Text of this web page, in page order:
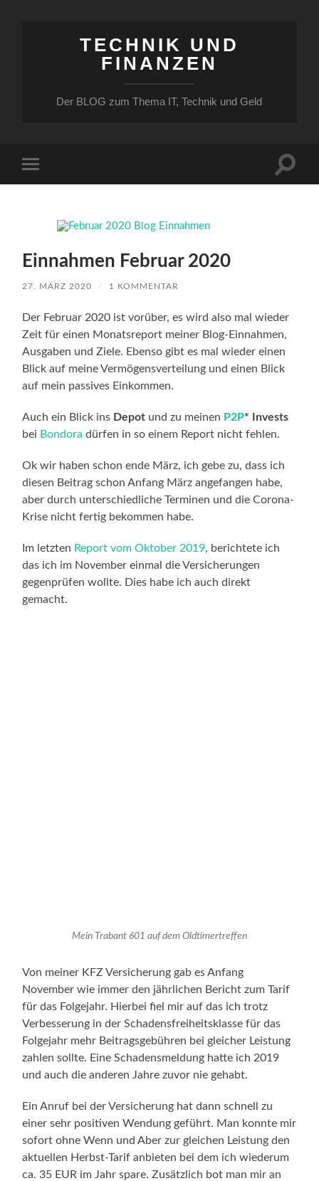
TECHNIK UND
FINANZEN
Der BLOG zum Thema IT, Technik und Geld
Menü
Einnahmen Februar 2020
27. MÄRZ 2020 / 1 KOMMENTAR
Der Februar 2020 ist vorüber, es wird also mal wieder
Zeit für einen Monatsreport meiner Blog-Einnahmen,
Ausgaben und Ziele. Ebenso gibt es mal wieder einen
Blick auf meine Vermögensverteilung und einen Blick
auf mein passives Einkommen.
Auch ein Blick ins Depot und zu meinen P2P* Invests
bei Bondoradürfen in so einem Report nicht fehlen.
Ok wir haben schon ende März, ich gebe zu, dass ich
diesen Beitrag schon Anfang März angefangen habe,
aber durch unterschiedliche Terminen und die Corona-
Krise nicht fertig bekommen habe.
Im letzten Report vom Oktober 2019, berichtete ich
das ich im November einmal die Versicherungen
gegenprüfen wollte. Dies habe ich auch direkt
gemacht.
Mein Trabant 601 auf dem Oldtimertreffen
Von meiner KFZ Versicherung gab es Anfang
November wie immer den jährlichen Bericht zum Tarif
für das Folgejahr. Hierbei fiel mir auf das ich trotz
Verbesserung in der Schadensfreiheitsklasse für das
Folgejahr mehr Beitragsgebühren bei gleicher Leistung
zahlen sollte. Eine Schadensmeldung hatte ich 2019
und auch die anderen Jahre zuvor nie gehabt.
Ein Anruf bei der Versicherung hat dann schnell zu
einer sehr positiven Wendung geführt. Man konnte mir
sofort ohne Wenn und Aber zur gleichen Leistung den
aktuellen Herbst-Tarif anbieten bei dem ich wiederum
ca. 35 EUR im Jahr spare. Zusätzlich bot man mir an